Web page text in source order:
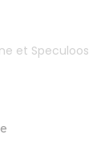
et Speculoos